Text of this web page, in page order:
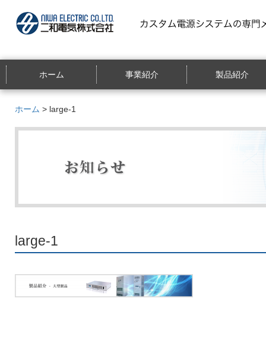
ホーム 事業紹介 製品紹介
ホーム > large-1
large-1